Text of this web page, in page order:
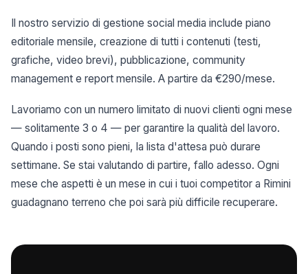
Il nostro servizio di gestione social media include piano
editoriale mensile, creazione di tutti i contenuti (testi,
grafiche, video brevi), pubblicazione, community
management e report mensile. A partire da €290/mese.
Lavoriamo con un numero limitato di nuovi clienti ogni mese
— solitamente 3 o 4 — per garantire la qualità del lavoro.
Quando i posti sono pieni, la lista d'attesa può durare
settimane. Se stai valutando di partire, fallo adesso. Ogni
mese che aspetti è un mese in cui i tuoi competitor a Rimini
guadagnano terreno che poi sarà più difficile recuperare.